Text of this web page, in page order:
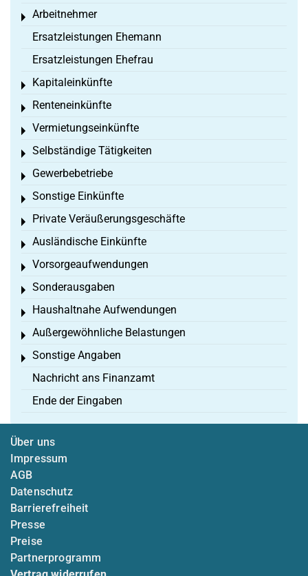
Arbeitnehmer
Toggle menu
Ersatzleistungen Ehemann
Ersatzleistungen Ehefrau
Kapitaleinkünfte
Toggle menu
Renteneinkünfte
Toggle menu
Vermietungseinkünfte
Toggle menu
Selbständige Tätigkeiten
Toggle menu
Gewerbebetriebe
Toggle menu
Sonstige Einkünfte
Toggle menu
Private Veräußerungsgeschäfte
Toggle menu
Ausländische Einkünfte
Toggle menu
Vorsorgeaufwendungen
Toggle menu
Sonderausgaben
Toggle menu
Haushaltnahe Aufwendungen
Toggle menu
Außergewöhnliche Belastungen
Toggle menu
Sonstige Angaben
Toggle menu
Nachricht ans Finanzamt
Ende der Eingaben
Über uns
Impressum
AGB
Datenschutz
Barrierefreiheit
Presse
Preise
Partnerprogramm